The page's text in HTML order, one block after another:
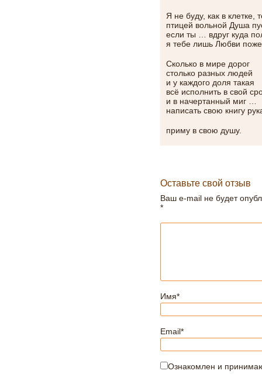
Я не буду, как в клетке,
птицей вольной Душа
если ты … вдруг куда
я тебе лишь Любви
Сколько в мире дорог
столько разных людей
и у каждого доля такая
всё исполнить в свой
и в начертанный миг …
написать свою книгу
приму в свою душу.
Оставьте свой отзыв
Ваш e-mail не будет
*
Имя*
Email*
Ознакомлен и